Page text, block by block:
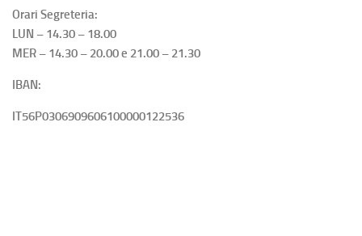
Orari Segreteria:
LUN – 14.30 – 18.00
MER – 14.30 – 20.00 e 21.00 – 21.30
IBAN:
IT56P0306909606100000122536